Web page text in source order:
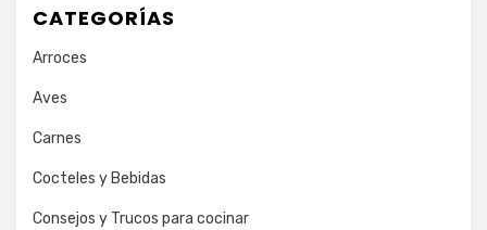
CATEGORÍAS
Arroces
Aves
Carnes
Cocteles y Bebidas
Consejos y Trucos para cocinar